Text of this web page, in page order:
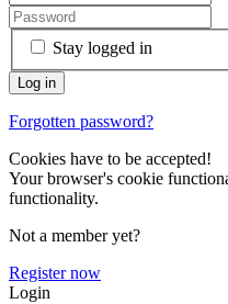
Stay logged in
Forgotten password?
Cookies have to be accepted!
Your browser's cookie
functionality.
Not a member yet?
Register now
Login